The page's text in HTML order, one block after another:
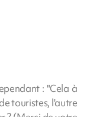
: "Cela à
touristes, l'autre